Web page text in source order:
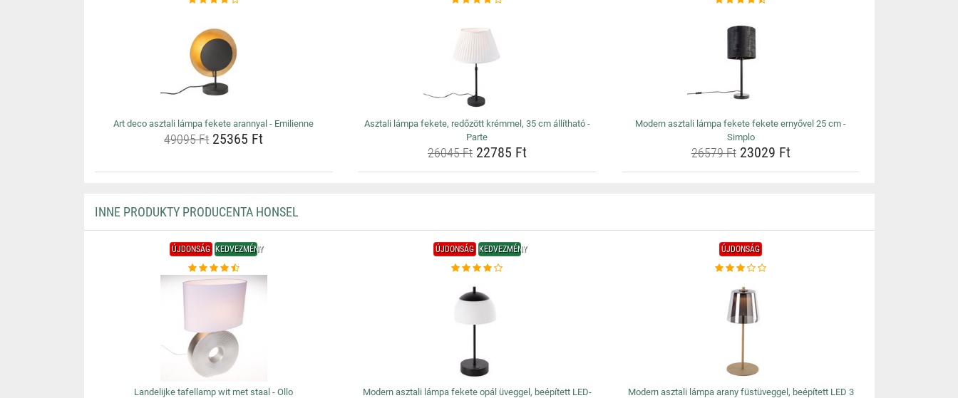
Art deco asztali lámpa fekete arannyal - Emilienne
49095 Ft25365 Ft
Asztali lámpa fekete, redőzött krémmel, 35 cm állítható -
Parte
26045 Ft22785 Ft
Modern asztali lámpa fekete fekete ernyővel 25 cm -
Simplo
26579 Ft23029 Ft
INNE PRODUKTY PRODUCENTA HONSEL
ÚJDONSÁG KEDVEZMÉNY
Landelijke tafellamp wit met staal - Ollo
ÚJDONSÁG KEDVEZMÉNY
Modern asztali lámpa fekete opál üveggel, beépített LED-
ÚJDONSÁG
Modern asztali lámpa arany füstüveggel, beépített LED 3